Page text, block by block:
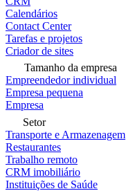
Calendários
Contact Center
Tarefas e projetos
Criador de sites
Tamanho da empresa
Empreendedor individual
Empresa pequena
Empresa
Setor
Transporte e Armazenagem
Restaurantes
Trabalho remoto
CRM imobiliário
Instituições de Saúde